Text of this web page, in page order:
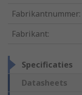
Fabrikantnummer:
Fabrikant:
Specificaties
Datasheets